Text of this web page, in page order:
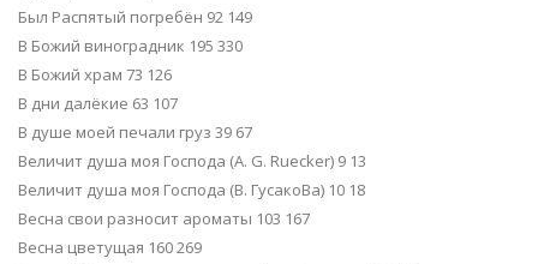
Был Распятый погребён 92 149
В Божий виноградник 195 330
В Божий храм 73 126
В дни далёкие 63 107
В душе моей печали груз 39 67
Величит душа моя Господа (А. G. Ruecker) 9 13
Величит душа моя Господа (В. ГусакоВа) 10 18
Весна свои разносит ароматы 103 167
Весна цветущая 160 269